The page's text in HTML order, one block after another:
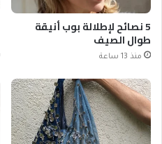
5 نصائح لإطلالة بوب أنيقة
طوال الصيف
منذ 13 ساعة